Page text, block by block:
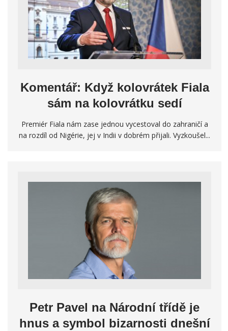
Komentář: Když kolovrátek Fiala
sám na kolovrátku sedí
Premiér Fiala nám zase jednou vycestoval do zahraničí a
na rozdíl od Nigérie, jej v Indii v dobrém přijali. Vyzkoušel...
Petr Pavel na Národní třídě je
hnus a symbol bizarnosti dnešní